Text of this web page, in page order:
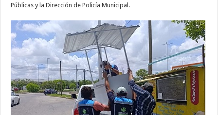
Públicas y la Dirección de Policía Municipal.